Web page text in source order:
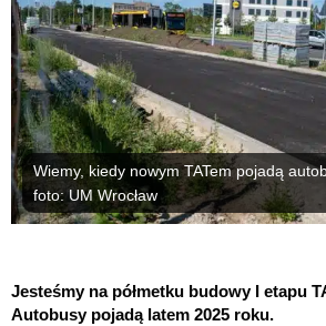
Wiemy, kiedy nowym TATem pojadą
foto: UM Wrocław
Jesteśmy na półmetku budowy I etapu
Autobusy pojadą latem 2025 roku.